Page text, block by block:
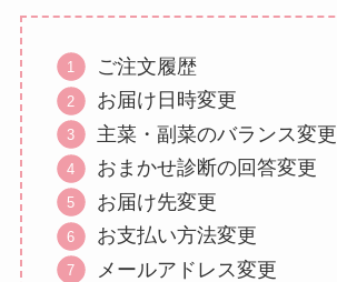
ご注文履歴
お届け日時変更
主菜・副菜のバランス変更
おまかせ診断の回答変更
お届け先変更
お支払い方法変更
メールアドレス変更